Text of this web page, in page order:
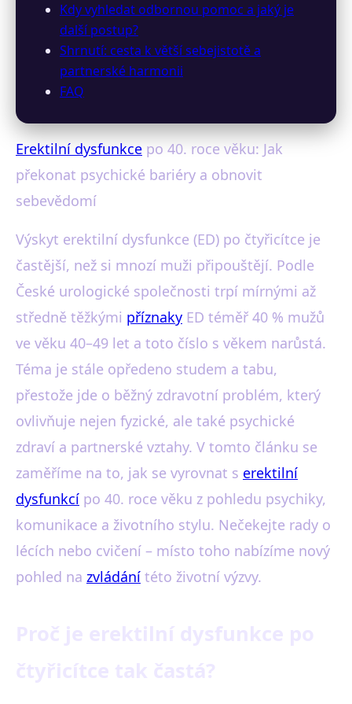
Kdy vyhledat odbornou pomoc a jaký je
další postup?
Shrnutí: cesta k větší sebejistotě a
partnerské harmonii
FAQ
Erektilní dysfunkce po 40. roce věku: Jak
překonat psychické bariéry a obnovit
sebevědomí
Výskyt erektilní dysfunkce (ED) po čtyřicítce je
častější, než si mnozí muži připouštějí. Podle
České urologické společnosti trpí mírnými až
středně těžkými příznaky ED téměř 40 % mužů
ve věku 40–49 let a toto číslo s věkem narůstá.
Téma je stále opředeno studem a tabu,
přestože jde o běžný zdravotní problém, který
ovlivňuje nejen fyzické, ale také psychické
zdraví a partnerské vztahy. V tomto článku se
zaměříme na to, jak se vyrovnat s erektilní
dysfunkcí po 40. roce věku z pohledu psychiky,
komunikace a životního stylu. Nečekejte rady o
lécích nebo cvičení – místo toho nabízíme nový
pohled na zvládání této životní výzvy.